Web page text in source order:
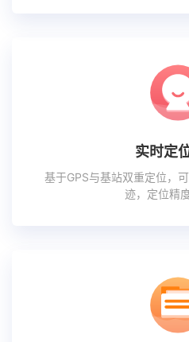
实时定
基于GPS与基站双重定位，
迹，定位精